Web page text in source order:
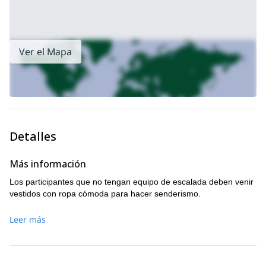
Ver el Mapa
Detalles
Más información
Los participantes que no tengan equipo de escalada deben venir
vestidos con ropa cómoda para hacer senderismo.
Leer más